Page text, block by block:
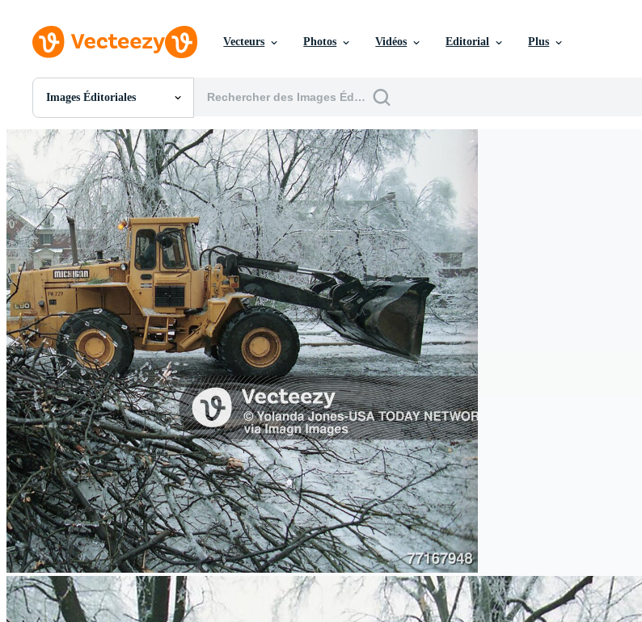
Vecteurs Photos Vidéos Editorial Plus
Images Éditoriales
Toutes Images
Photos
PNGs
PSDs
SVGs
Modèles
Vecteurs
Vidéos
Motion graphics
Images Éditoriales
Événements Éditoriaux